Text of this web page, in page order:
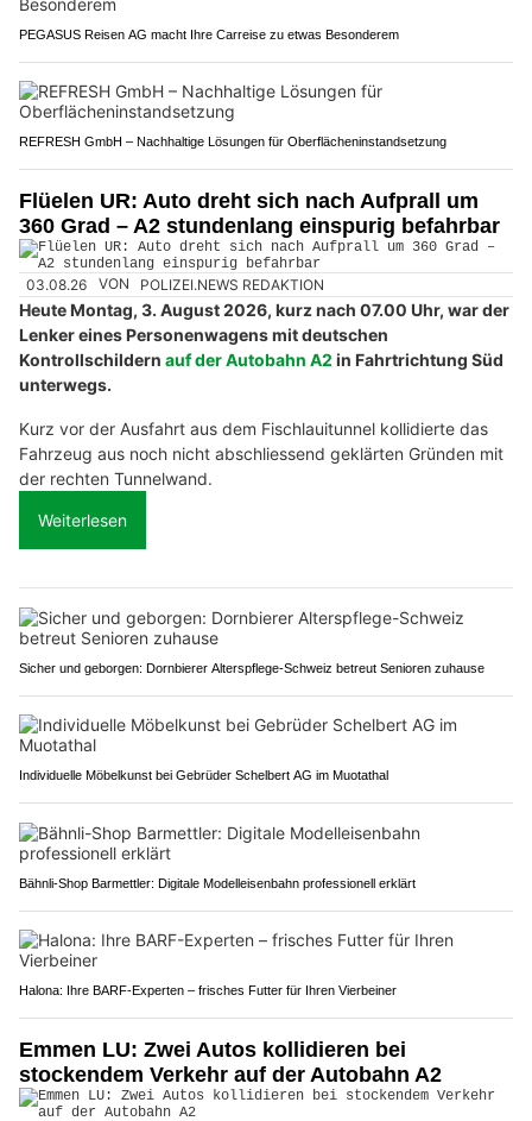
PEGASUS Reisen AG macht Ihre Carreise zu etwas Besonderem
REFRESH GmbH – Nachhaltige Lösungen für Oberflächeninstandsetzung
Flüelen UR: Auto dreht sich nach Aufprall um
360 Grad – A2 stundenlang einspurig befahrbar
03.08.26 VON POLIZEI.NEWS REDAKTION
Heute Montag, 3. August 2026, kurz nach 07.00 Uhr, war der
Lenker eines Personenwagens mit deutschen
Kontrollschildern auf der Autobahn A2 in Fahrtrichtung Süd
unterwegs.
Kurz vor der Ausfahrt aus dem Fischlauitunnel kollidierte das
Fahrzeug aus noch nicht abschliessend geklärten Gründen mit
der rechten Tunnelwand.
Weiterlesen
Sicher und geborgen: Dornbierer Alterspflege-Schweiz betreut Senioren zuhause
Individuelle Möbelkunst bei Gebrüder Schelbert AG im Muotathal
Bähnli-Shop Barmettler: Digitale Modelleisenbahn professionell erklärt
Halona: Ihre BARF-Experten – frisches Futter für Ihren Vierbeiner
Emmen LU: Zwei Autos kollidieren bei
stockendem Verkehr auf der Autobahn A2